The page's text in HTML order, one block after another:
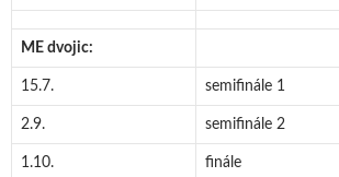
ME dvojic:
15.7. semifinále 1
2.9. semifinále 2
1.10. finále